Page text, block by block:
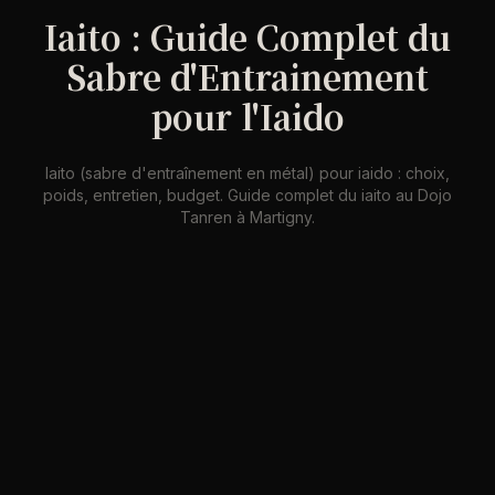
Iaito : Guide Complet du
Sabre d'Entrainement
pour l'Iaido
Iaito (sabre d'entraînement en métal) pour iaido : choix,
poids, entretien, budget. Guide complet du iaito au Dojo
Tanren à Martigny.